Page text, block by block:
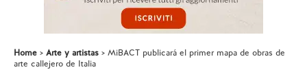
Home Arte y artistas
MiBACT publicará el primer mapa de obras de
arte callejero de Italia